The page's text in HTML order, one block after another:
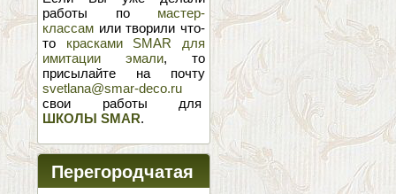
работы по мастер-
классам или творили что-
то красками SMAR для
имитации эмали, то
присылайте на почту
svetlana@smar-deco.ru
свои работы для
ШКОЛЫ SMAR.
Перегородчатая